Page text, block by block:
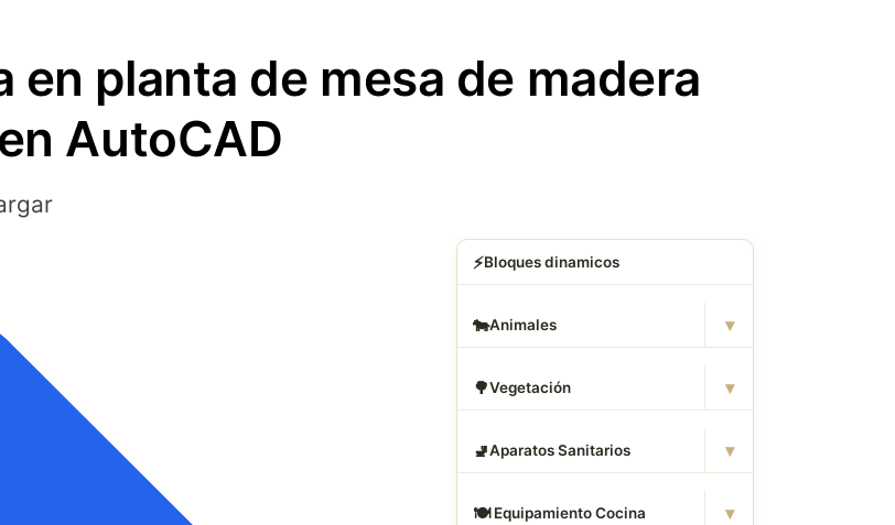
en planta de mesa de madera
AutoCAD
⚡Bloques dinamicos
🐄Animales ▾
🌳Vegetación ▾
🚽Aparatos Sanitarios ▾
🍽️ Equipamiento Cocina ▾